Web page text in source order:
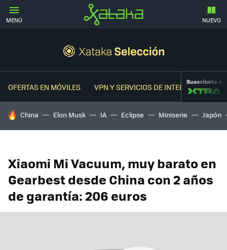
MENÚ NUEVO
OFERTAS EN MÓVILES VPN Y SERVICIOS DE INTERNETSuscríbete a
HOY SE HABLA DE
China Elon Musk IA Eclipse Miniserie Japón
Xiaomi Mi Vacuum, muy barato en
Gearbest desde China con 2 años
de garantía: 206 euros